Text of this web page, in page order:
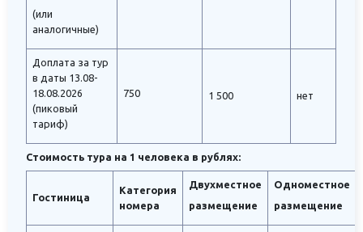
(или
аналогичные)
Доплата за тур
в даты 13.08-
18.08.2026
(пиковый
тариф)
750 1 500 нет
Стоимость тура на 1 человека в рублях:
Гостиница
Категория
номера
Двухместное
размещение
Одноместное
размещение